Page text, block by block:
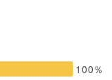
100％